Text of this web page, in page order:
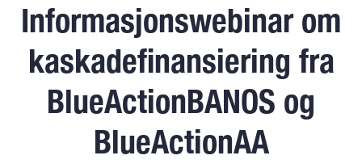
Informasjonswebinar om
kaskadefinansiering fra
BlueActionBANOS og
BlueActionAA